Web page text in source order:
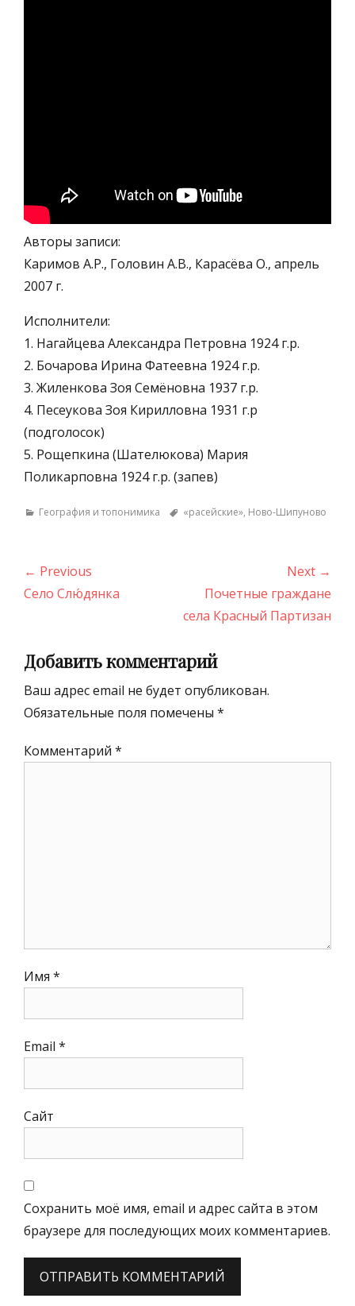
Авторы записи:
Каримов А.Р., Головин А.В., Карасёва О., апрель
2007 г.
Исполнители:
1. Нагайцева Александра Петровна 1924 г.р.
2. Бочарова Ирина Фатеевна 1924 г.р.
3. Жиленкова Зоя Семёновна 1937 г.р.
4. Песеукова Зоя Кирилловна 1931 г.р
(подголосок)
5. Рощепкина (Шателюкова) Мария
Поликарповна 1924 г.р. (запев)
Categories
География и топонимика Tags«расейские», Ново-Шипуново
Навигация
по
← Previous
Previous
Село Слю́дянка
Next →
post:
Почетные граждане
села Красный Партизан
Добавить комментарий
Ваш адрес email не будет опубликован.
Обязательные поля помечены *
Комментарий *
Имя *
Email *
Сайт
Сохранить моё имя, email и адрес сайта в этом
браузере для последующих моих комментариев.